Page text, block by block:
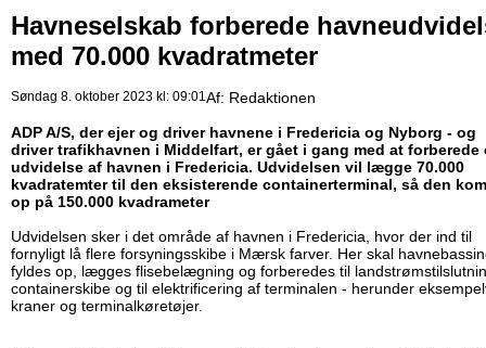
Havneselskab forberede
med 70.000 kvadratmeter
Søndag 8. oktober 2023 kl: 09:01Af: Redaktionen
ADP A/S, der ejer og driver havnene i Fredericia og Nyborg - og
driver trafikhavnen i Middelfart, er gået i gang med at forberede
udvidelse af havnen i Fredericia. Udvidelsen vil lægge 70.000
kvadratemter til den eksisterende containerterminal, så den
op på 150.000 kvadrameter
Udvidelsen sker i det område af havnen i Fredericia, hvor der ind til
fornyligt lå flere forsyningsskibe i Mærsk farver. Her skal
fyldes op, lægges flisebelægning og forberedes til
containerskibe og til elektrificering af terminalen - herunder
kraner og terminalkøretøjer.